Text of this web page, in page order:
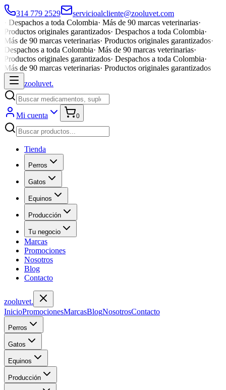
314 779 2529
servicioalcliente@zooluvet.com
Despachos a toda Colombia· Más de 90 marcas veterinarias·
Productos originales garantizados· Despachos a toda Colombia·
Más de 90 marcas veterinarias· Productos originales garantizados·
Despachos a toda Colombia· Más de 90 marcas veterinarias·
Productos originales garantizados· Despachos a toda Colombia·
Más de 90 marcas veterinarias· Productos originales garantizados
zooluvet.
Mi cuenta 0
Tienda
Perros
Gatos
Equinos
Producción
Tu negocio
Marcas
Promociones
Nosotros
Blog
Contacto
zooluvet.
InicioPromocionesMarcasBlogNosotrosContacto
Perros
Gatos
Equinos
Producción